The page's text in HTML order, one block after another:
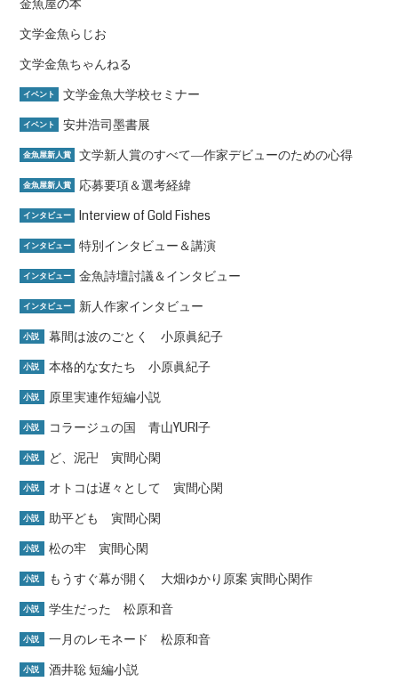
金魚屋の本
文学金魚らじお
文学金魚ちゃんねる
イベント 文学金魚大学校セミナー
イベント 安井浩司墨書展
金魚屋新人賞 文学新人賞のすべて―作家デビューのための心得
金魚屋新人賞 応募要項＆選考経緯
インタビュー Interview of Gold Fishes
インタビュー 特別インタビュー＆講演
インタビュー 金魚詩壇討議＆インタビュー
インタビュー 新人作家インタビュー
小説 幕間は波のごとく 小原眞紀子
小説 本格的な女たち 小原眞紀子
小説 原里実連作短編小説
小説 コラージュの国 青山YURI子
小説 ど、泥卍 寅間心閑
小説 オトコは遅々として 寅間心閑
小説 助平ども 寅間心閑
小説 松の牢 寅間心閑
小説 もうすぐ幕が開く 大畑ゆかり原案 寅間心閑作
小説 学生だった 松原和音
小説 一月のレモネード 松原和音
小説 酒井聡 短編小説